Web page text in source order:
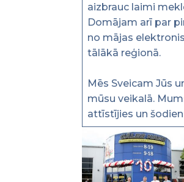
aizbrauc laimi
Domājam arī par
no mājas
tālākā reģionā.
Mēs Sveicam Jūs
mūsu veikalā.
attīstījies un